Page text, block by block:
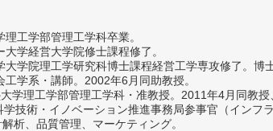
工学部管理工学科卒業。
学経営大学院修士課程修了。
学院理工学研究科博士課程経営工学専攻修了。博
学系・講師。2002年6月同助教授。
学理工学部管理工学科・准教授。2011年4月同教授
技術・イノベーション推進事務局参事官（インフ
析、品質管理、マーケティング。